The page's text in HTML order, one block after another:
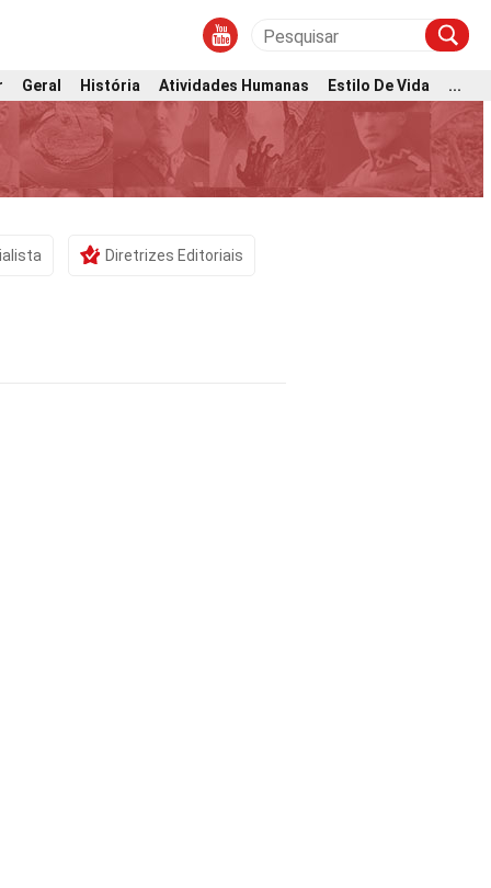
Geral História Atividades Humanas Estilo De Vida ...
Diretrizes Editoriais